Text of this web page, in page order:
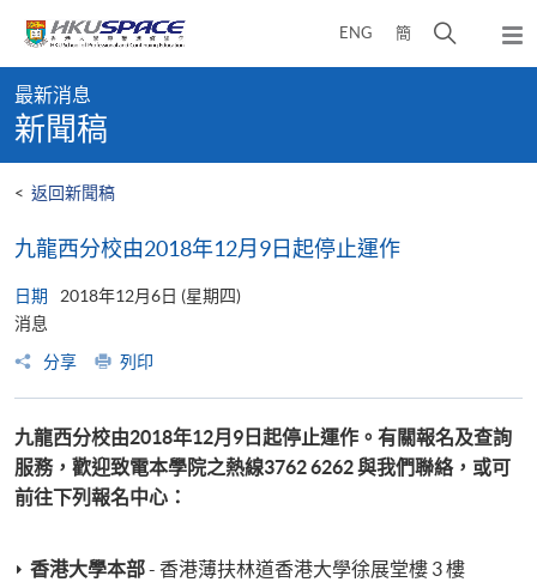
content
ENG 簡
開
彈
出
content
start
最新消息
新聞稿
< 返回新聞稿
九龍西分校由2018年12月9日起停止運作
日期
2018年12月6日 (星期四)
消息
分享
列印
九龍西分校由2018年12月 9 日起停止運作 。有關報名及查詢
服務，歡迎致電本學院之熱線3762 6262與我們聯絡，或可
前往下列報名中心：
香港大學本部- 香港薄扶林道香港大學徐展堂樓 3 樓